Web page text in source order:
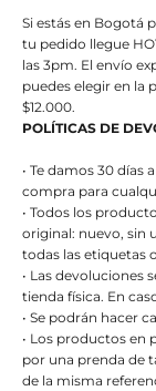
Si estás en Bogotá
tu pedido llegue
las 3pm. El envío
puedes elegir en la
$12.000.
POLÍTICAS DE
• Te damos 30 días
compra para
• Todos los
original: nuevo, sin
todas las etiquetas
• Las devoluciones
tienda física. En
• Se podrán hacer
• Los productos
por una prenda de
de la misma